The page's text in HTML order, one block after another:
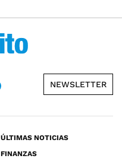
NEWSLETTER
ÚLTIMAS NOTICIAS
FINANZAS